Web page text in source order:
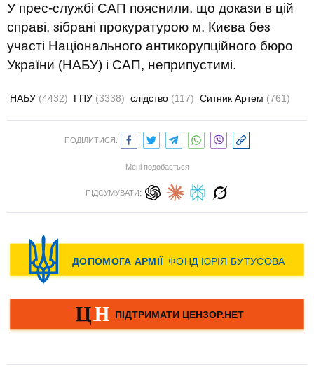
У прес-службі САП пояснили, що докази в цій
справі, зібрані прокуратурою м. Києва без
участі Національного антикорупційного бюро
України (НАБУ) і САП, неприпустимі.
НАБУ (4432) ГПУ (3338) слідство (117) Ситник Артем (761)
ПОДІЛИТИСЯ:
Мені подобається
ПІДСУМУВАТИ: